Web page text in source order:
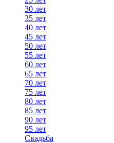
30 лет
35 лет
40 лет
45 лет
50 лет
55 лет
60 лет
65 лет
70 лет
75 лет
80 лет
85 лет
90 лет
95 лет
Свадьба